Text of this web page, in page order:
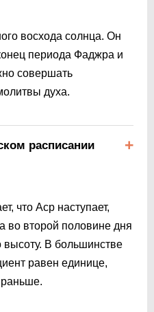
восхода солнца. Он
периода Фаджра и
совершать
духа.
расписании
что Аср наступает,
во второй половине дня
высоту. В большинстве
равен единице,
раньше.